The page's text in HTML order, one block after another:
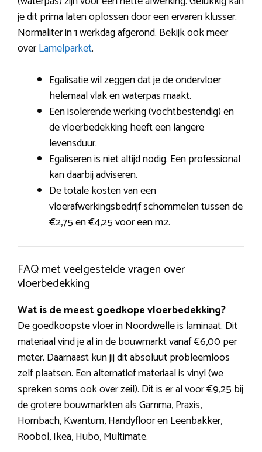
je dit prima laten oplossen door een ervaren klusser.
Normaliter in 1 werkdag afgerond. Bekijk ook meer
overLamelparket.
Egalisatie wil zeggen dat je de ondervloer
helemaal vlak en waterpas maakt.
Een isolerende werking (vochtbestendig) en
de vloerbedekking heeft een langere
levensduur.
Egaliseren is niet altijd nodig. Een professional
kan daarbij adviseren.
De totale kosten van een
vloerafwerkingsbedrijf schommelen tussen de
€2,75 en €4,25 voor een m2.
FAQ met veelgestelde vragen over
vloerbedekking
Wat is de meest goedkope vloerbedekking?
De goedkoopste vloer in Noordwelle is laminaat. Dit
materiaal vind je al in de bouwmarkt vanaf €6,00 per
meter. Daarnaast kun jij dit absoluut probleemloos
zelf plaatsen. Een alternatief materiaal is vinyl (we
spreken soms ook over zeil). Dit is er al voor €9,25 bij
de grotere bouwmarkten als Gamma, Praxis,
Hornbach, Kwantum, Handyfloor en Leenbakker,
Roobol, Ikea, Hubo, Multimate.